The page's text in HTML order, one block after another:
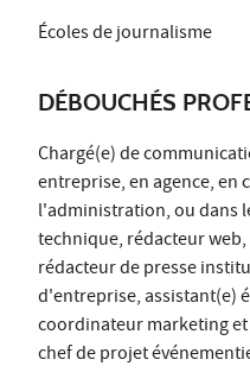
Écoles de journalisme
DÉBOUCHÉS
Chargé(e) de
entreprise, en agence,
l'administration, ou dans
technique, rédacteur
rédacteur de presse
d'entreprise, assistant(e)
coordinateur marketing
chef de projet